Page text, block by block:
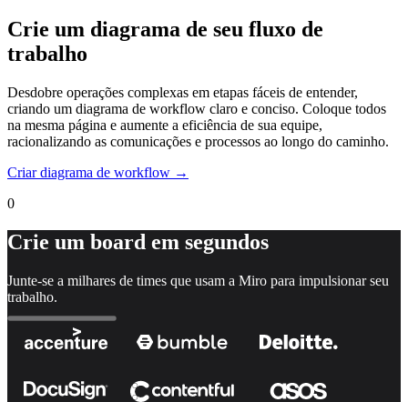
Crie um diagrama de seu fluxo de
trabalho
Desdobre operações complexas em etapas fáceis de entender,
criando um diagrama de workflow claro e conciso. Coloque todos
na mesma página e aumente a eficiência de sua equipe,
racionalizando as comunicações e processos ao longo do caminho.
Criar diagrama de workflow →
0
Crie um board em segundos
Junte-se a milhares de times que usam a Miro para impulsionar seu
trabalho.